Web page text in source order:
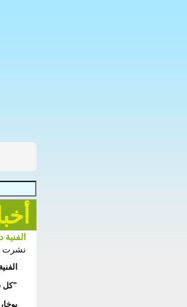
نشرت 09.07.2026
"كل
بوخارست,